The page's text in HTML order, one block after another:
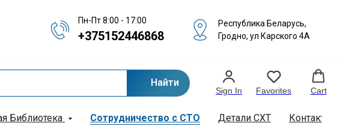
Пн-Пт 8:00 - 17:00
+375152446868
Республика Беларусь,
Гродно, ул Карского 4А
Найти
Sign In Favorites Cart
Библиотека Сотрудничество с СТО Детали СХТ Контакты